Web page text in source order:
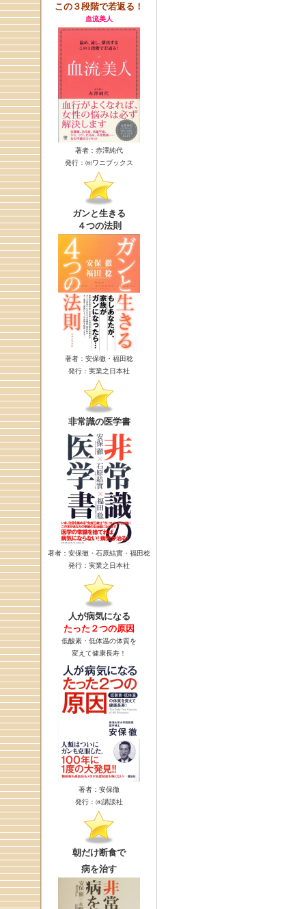
この３段階で若返る！
血流美人
著者：赤澤純代
発行：㈱ワニブックス
ガンと生きる
４つの法則
著者：安保徹・福田稔
発行：実業之日本社
非常識の医学書
著者：安保徹・石原結實・福田稔
発行：実業之日本社
人が病気になる
たった２つの原因
低酸素・低体温の体質を
変えて健康長寿！
著者：安保徹
発行：㈱講談社
朝だけ断食で
病を治す